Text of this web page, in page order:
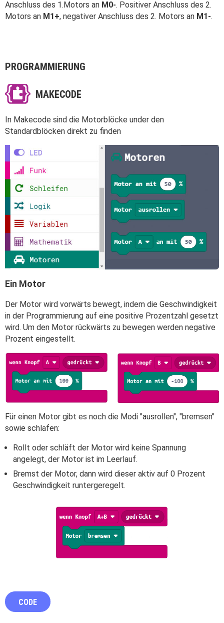
Anschluss des 1.Motors an M0-. Positiver Anschluss des 2.
Motors an M1+, negativer Anschluss des 2. Motors an M1-.
PROGRAMMIERUNG
MAKECODE
In Makecode sind die Motorblöcke under den
Standardblöcken direkt zu finden
Ein Motor
Der Motor wird vorwärts bewegt, indem die Geschwindigkeit
in der Programmierung auf eine positive Prozentzahl gesetzt
wird. Um den Motor rückwärts zu bewegen werden negative
Prozent eingestellt.
Für einen Motor gibt es noch die Modi "ausrollen", "bremsen"
sowie schlafen:
Rollt oder schläft der Motor wird keine Spannung
angelegt, der Motor ist im Leerlauf.
Bremst der Motor, dann wird dieser aktiv auf 0 Prozent
Geschwindigkeit runtergeregelt.
CODE